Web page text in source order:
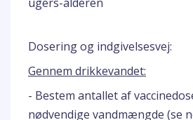
Dosering og indgivelsesvej:
Gennem drikkevandet:
- Bestem antallet af
nødvendige vandmængde (se